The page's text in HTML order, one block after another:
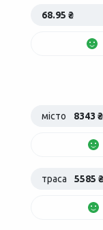
68.95 ₴
місто 8343 ₴
траса 5585 ₴